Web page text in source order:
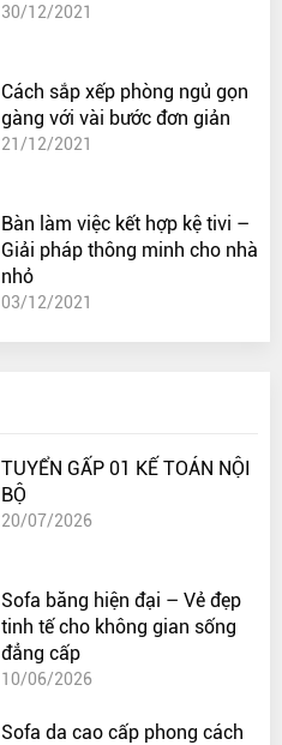
30/12/2021
Cách sắp xếp phòng ngủ gọn
gàng với vài bước đơn giản
21/12/2021
Bàn làm việc kết hợp kệ tivi –
Giải pháp thông minh cho nhà
nhỏ
03/12/2021
TUYỂN GẤP 01 KẾ TOÁN NỘI
BỘ
20/07/2026
Sofa băng hiện đại – Vẻ đẹp
tinh tế cho không gian sống
đẳng cấp
10/06/2026
Sofa da cao cấp phong cách